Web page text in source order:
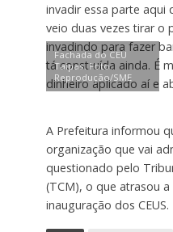
invadir essa parte aqui
veio duas vezes tirar o
invadindo para fazer
tá construída ainda. É
dinheiro aplicado aí e
Fachada do CEU
Taipas. Foto:
Reprodução/SME
A Prefeitura informou
organização que vai
questionado pelo
(TCM), o que atrasou
inauguração dos CEUS.